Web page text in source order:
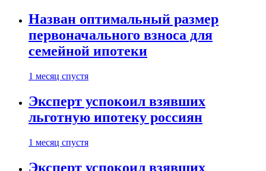
Назван оптимальный размер
первоначального взноса для
семейной ипотеки
1 месяц спустя
Эксперт успокоил взявших
льготную ипотеку россиян
1 месяц спустя
Эксперт успокоил взявших